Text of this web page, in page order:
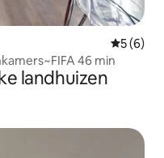
5 (6)
46 min
landhuizen